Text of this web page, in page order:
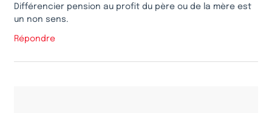
Différencier pension au profit du père ou de la mère est
un non sens.
Répondre